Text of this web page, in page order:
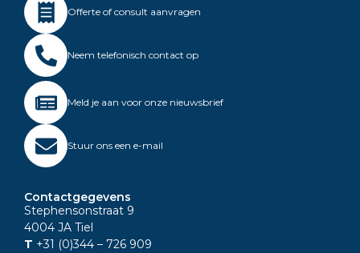
Offerte of consult aanvragen
Neem telefonisch contact op
Meld je aan voor onze nieuwsbrief
Stuur ons een e-mail
Contactgegevens
Stephensonstraat 9
4004 JA Tiel
T +31 (0)344 – 726 909